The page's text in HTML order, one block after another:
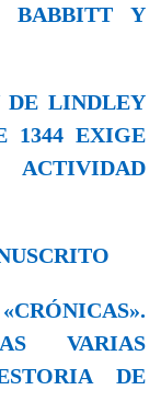
BABBITT Y
DE LINDLEY
1344 EXIGE
VARIAS
DE